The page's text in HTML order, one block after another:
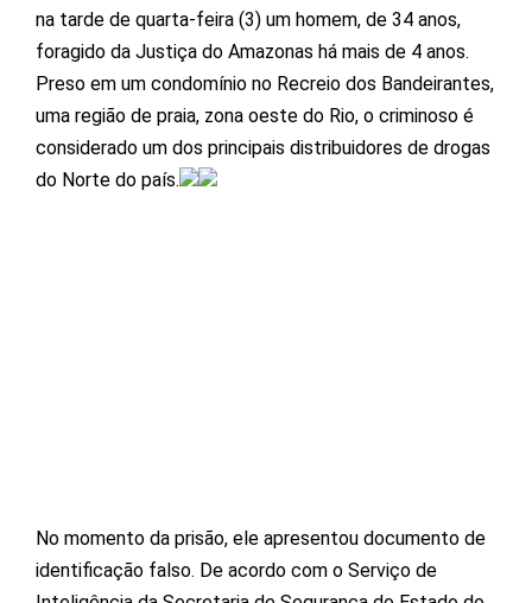
na tarde de quarta-feira (3) um homem, de 34 anos,
foragido da Justiça do Amazonas há mais de 4 anos.
Preso em um condomínio no Recreio dos Bandeirantes,
uma região de praia, zona oeste do Rio, o criminoso é
considerado um dos principais distribuidores de drogas
do Norte do país.
No momento da prisão, ele apresentou documento de
identificação falso. De acordo com o Serviço de